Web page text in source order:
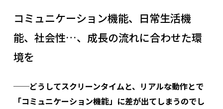
コミュニケーション機能、日常生活機
能、社会性…、成長の流れに合わせた環
境を
──どうしてスクリーンタイムと、リアルな動作とで
「コミュニケーション機能」に差が出てしまうのでし